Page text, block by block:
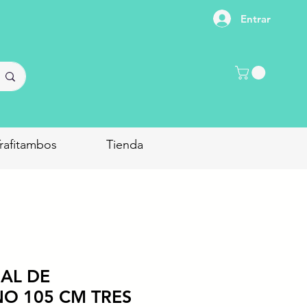
Entrar
Tienda
DE
105 CM TRES